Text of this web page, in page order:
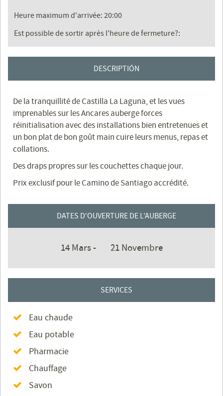
Heure maximum d'arrivée: 20:00
Est possible de sortir après l'heure de fermeture?:
DESCRIPTIÓN
De la tranquillité de Castilla La Laguna, et les vues
imprenables sur les Ancares auberge forces
réinitialisation avec des installations bien entretenues et
un bon plat de bon goût main cuire leurs menus, repas et
collations.
Des draps propres sur les couchettes chaque jour.
Prix ​​exclusif pour le Camino de Santiago accrédité.
DATES D'OUVERTURE DE L'AUBERGE
14 Mars - 21 Novembre
SERVICES
Eau chaude
Eau potable
Pharmacie
Chauffage
Savon